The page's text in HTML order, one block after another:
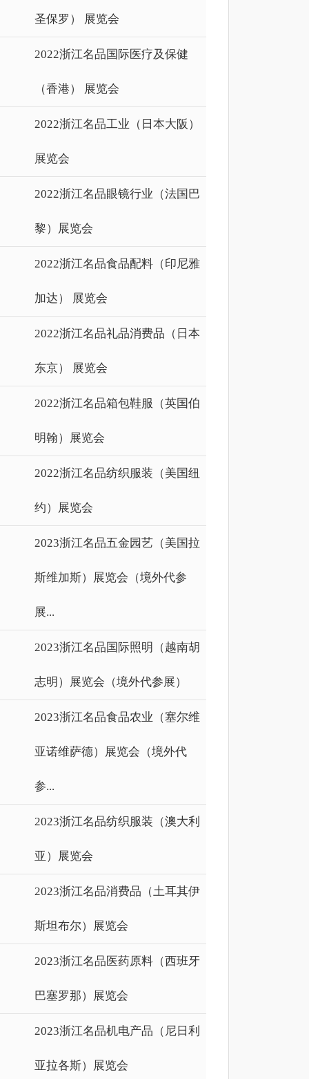
圣保罗） 展览会
2022浙江名品国际医疗及保健
（香港） 展览会
2022浙江名品工业（日本大阪）
展览会
2022浙江名品眼镜行业（法国巴
黎）展览会
2022浙江名品食品配料（印尼雅
加达） 展览会
2022浙江名品礼品消费品（日本
东京） 展览会
2022浙江名品箱包鞋服（英国伯
明翰）展览会
2022浙江名品纺织服装（美国纽
约）展览会
2023浙江名品五金园艺（美国拉
斯维加斯）展览会（境外代参
展...
2023浙江名品国际照明（越南胡
志明）展览会（境外代参展）
2023浙江名品食品农业（塞尔维
亚诺维萨德）展览会（境外代
参...
2023浙江名品纺织服装（澳大利
亚）展览会
2023浙江名品消费品（土耳其伊
斯坦布尔）展览会
2023浙江名品医药原料（西班牙
巴塞罗那）展览会
2023浙江名品机电产品（尼日利
亚拉各斯）展览会